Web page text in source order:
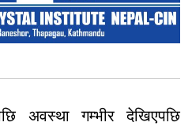
अवस्था गम्भीर देखिएपछि